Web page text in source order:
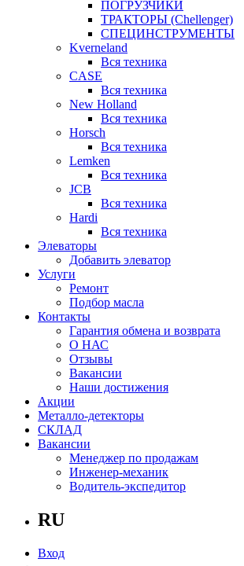
ПОГРУЗЧИКИ
ТРАКТОРЫ (Chellenger)
СПЕЦИНСТРУМЕНТЫ
Kverneland
Вся техника
CASE
Вся техника
New Holland
Вся техника
Horsch
Вся техника
Lemken
Вся техника
JCB
Вся техника
Hardi
Вся техника
Элеваторы
Добавить элеватор
Услуги
Ремонт
Подбор масла
Контакты
Гарантия обмена и возврата
О НАС
Отзывы
Вакансии
Наши достижения
Акции
Металло-детекторы
СКЛАД
Вакансии
Менеджер по продажам
Инженер-механик
Водитель-экспедитор
RU
Вход